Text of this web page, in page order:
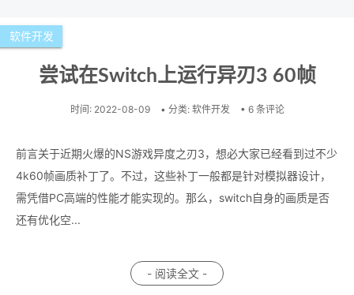
软件开发
尝试在Switch上运行异刃3 60帧
时间: 2022-08-09 • 分类: 软件开发 • 6 条评论
前言关于近期火爆的NS游戏异度之刃3，想必大家已经看到过不少
4k60帧画质补丁了。不过，这些补丁一般都是针对模拟器设计，
需凭借PC高端的性能才能实现的。那么，switch自身的画质是否
还有优化空...
- 阅读全文 -